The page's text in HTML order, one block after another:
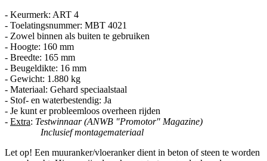
- Keurmerk: ART 4
- Toelatingsnummer: MBT 4021
- Zowel binnen als buiten te gebruiken
- Hoogte: 160 mm
- Breedte: 165 mm
- Beugeldikte: 16 mm
- Gewicht: 1.880 kg
- Materiaal: Gehard speciaalstaal
- Stof- en waterbestendig: Ja
- Je kunt er probleemloos overheen rijden
- Extra: Testwinnaar (ANWB "Promotor" Magazine)
Inclusief montagemateriaal
Let op! Een muuranker/vloeranker dient in beton of steen te worden